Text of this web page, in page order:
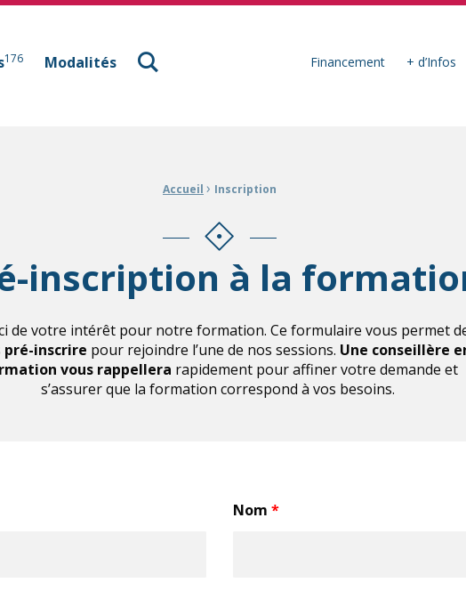
Mulhouse
176 Modalités Financement + d’Infos
Accueil › Inscription
inscription à la
de votre intérêt pour notre formation. Ce formulaire vous permet
pré-inscrire pour rejoindre l’une de nos sessions. Une conseillère
vous rappellera rapidement pour affiner votre demande et
s’assurer que la formation correspond à vos besoins.
Nom *